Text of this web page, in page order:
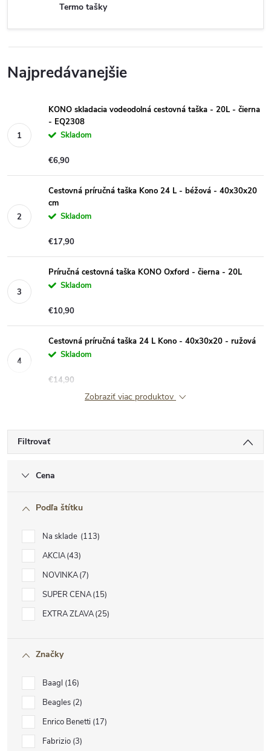
Termo tašky
Najpredávanejšie
KONO skladacia vodeodolná cestovná taška - 20L - čierna
- EQ2308
Skladom
€6,90
Cestovná príručná taška Kono 24 L - béžová - 40x30x20
cm
Skladom
€17,90
Príručná cestovná taška KONO Oxford - čierna - 20L
Skladom
€10,90
Cestovná príručná taška 24 L Kono - 40x30x20 - ružová
Skladom
€14,90
Zobraziť viac produktov
Filtrovať
Cena
Podľa štítku
Na sklade 113
AKCIA 43
NOVINKA 7
SUPER CENA 15
EXTRA ZĽAVA 25
Značky
Baagl 16
Beagles 2
Enrico Benetti 17
Fabrizio 3